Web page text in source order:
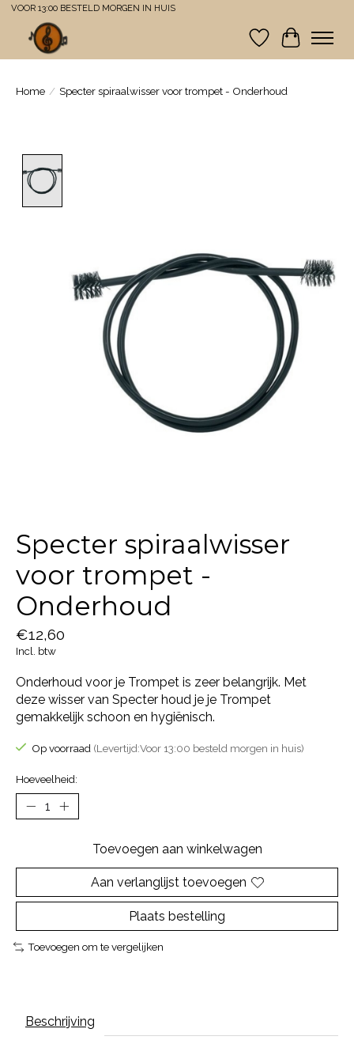
VOOR 13:00 BESTELD MORGEN IN HUIS
Verlanglijst
Home / Specter spiraalwisser voor trompet - Onderhoud
Specter spiraalwisser
voor trompet -
Onderhoud
€12,60
Incl. btw
Onderhoud voor je Trompet is zeer belangrijk. Met
deze wisser van Specter houd je je Trompet
gemakkelijk schoon en hygiënisch.
Op voorraad (Levertijd:Voor 13:00 besteld morgen in huis)
Hoeveelheid:
Toevoegen aan winkelwagen
Aan verlanglijst toevoegen
Plaats bestelling
Toevoegen om te vergelijken
Beschrijving